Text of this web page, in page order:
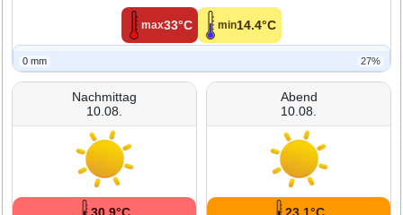
max33°C min14.4°C
0 mm 27%
Nachmittag
10.08.
Abend
10.08.